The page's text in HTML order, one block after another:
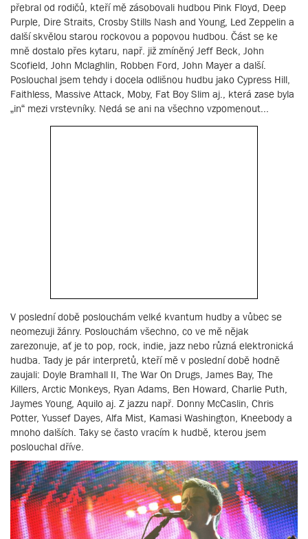
přebral od rodičů, kteří mě zásobovali hudbou Pink Floyd, Deep
Purple, Dire Straits, Crosby Stills Nash and Young, Led Zeppelin a
další skvělou starou rockovou a popovou hudbou. Část se ke
mně dostalo přes kytaru, např. již zmíněný Jeff Beck, John
Scofield, John Mclaghlin, Robben Ford, John Mayer a další.
Poslouchal jsem tehdy i docela odlišnou hudbu jako Cypress Hill,
Faithless, Massive Attack, Moby, Fat Boy Slim aj., která zase byla
„in“ mezi vrstevníky. Nedá se ani na všechno vzpomenout...
V poslední době poslouchám velké kvantum hudby a vůbec se
neomezuji žánry. Poslouchám všechno, co ve mě nějak
zarezonuje, ať je to pop, rock, indie, jazz nebo různá elektronická
hudba. Tady je pár interpretů, kteří mě v poslední době hodně
zaujali: Doyle Bramhall II, The War On Drugs, James Bay, The
Killers, Arctic Monkeys, Ryan Adams, Ben Howard, Charlie Puth,
Jaymes Young, Aquilo aj. Z jazzu např. Donny McCaslin, Chris
Potter, Yussef Dayes, Alfa Mist, Kamasi Washington, Kneebody a
mnoho dalších. Taky se často vracím k hudbě, kterou jsem
poslouchal dříve.